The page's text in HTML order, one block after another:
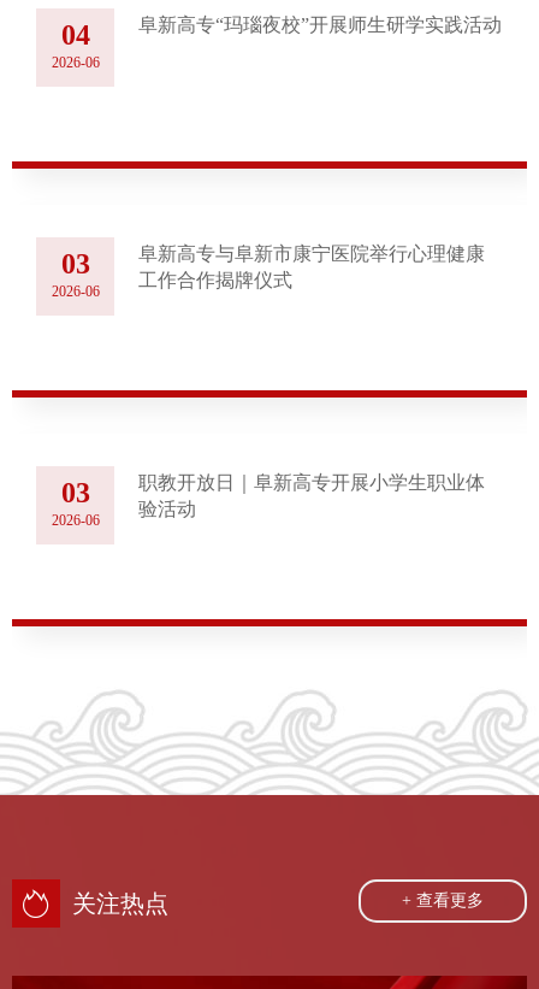
04
2026-06
阜新高专“玛瑙夜校”开展师生研学实践活动
03
2026-06
阜新高专与阜新市康宁医院举行心理健康
工作合作揭牌仪式
03
2026-06
职教开放日｜阜新高专开展小学生职业体
验活动
关注热点 + 查看更多